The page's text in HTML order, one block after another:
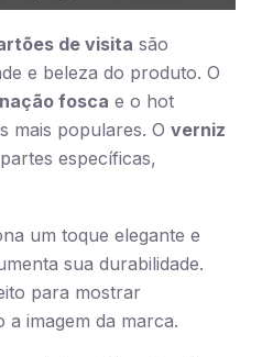
de visita são
e beleza do produto. O
fosca e o hot
mais populares. O verniz
específicas,
um toque elegante e
sua durabilidade.
para mostrar
imagem da marca.